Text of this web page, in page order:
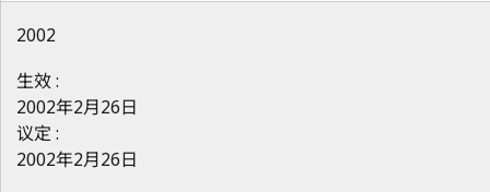
2002
生效 :
2002年2月26日
议定 :
2002年2月26日